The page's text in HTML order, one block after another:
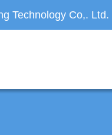
Technology Co,. Ltd.